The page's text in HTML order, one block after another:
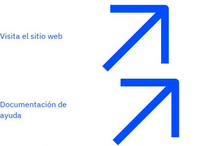
Visita el sitio web
Documentación de
ayuda